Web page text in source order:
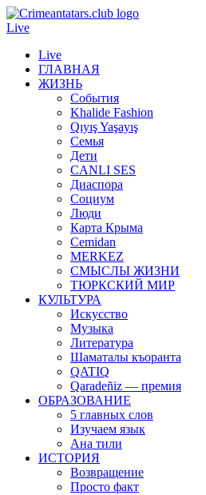
Live
Live
ГЛАВНАЯ
ЖИЗНЬ
События
Khalide Fashion
Qıyış Yaşayış
Семья
Дети
CANLI SES
Диаспора
Социум
Люди
Карта Крыма
Cemidan
МERKEZ
СМЫСЛЫ ЖИЗНИ
ТЮРКСКИЙ МИР
КУЛЬТУРА
Искусство
Музыка
Литература
Шаматалы къоранта
QATIQ
Qaradeñiz — премия
ОБРАЗОВАНИЕ
5 главных слов
Изучаем язык
Ана тили
ИСТОРИЯ
Возвращение
Просто факт